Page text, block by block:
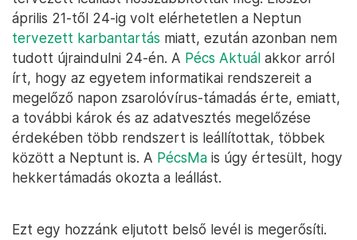
április 21-től 24-ig volt elérhetetlen a Neptun
tervezett karbantartás miatt, ezután azonban nem
tudott újraindulni 24-én. A Pécs Aktuál akkor arról
írt, hogy az egyetem informatikai rendszereit a
megelőző napon zsarolóvírus-támadás érte, emiatt,
a további károk és az adatvesztés megelőzése
érdekében több rendszert is leállítottak, többek
között a Neptunt is. A PécsMa is úgy értesült, hogy
hekkertámadás okozta a leállást.
Ezt egy hozzánk eljutott belső levél is megerősíti.